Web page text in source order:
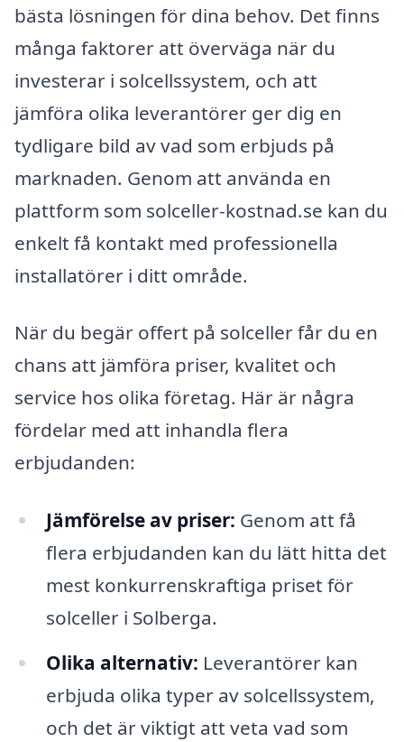
bästa lösningen för dina behov. Det finns
många faktorer att överväga när du
investerar i solcellssystem, och att
jämföra olika leverantörer ger dig en
tydligare bild av vad som erbjuds på
marknaden. Genom att använda en
plattform som solceller-kostnad.se kan du
enkelt få kontakt med professionella
installatörer i ditt område.
När du begär offert på solceller får du en
chans att jämföra priser, kvalitet och
service hos olika företag. Här är några
fördelar med att inhandla flera
erbjudanden:
Jämförelse av priser: Genom att få
flera erbjudanden kan du lätt hitta det
mest konkurrenskraftiga priset för
solceller i Solberga.
Olika alternativ: Leverantörer kan
erbjuda olika typer av solcellssystem,
och det är viktigt att veta vad som